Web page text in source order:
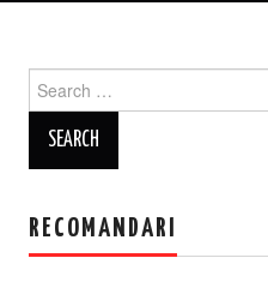
for:
RECOMANDARI